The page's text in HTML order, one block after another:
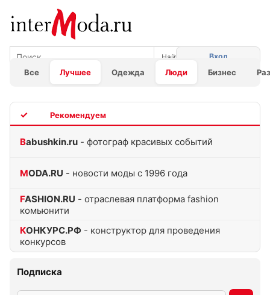
Все Лучшее Одежда Люди Бизнес
Вход
Babushkin.ru - фотограф красивых событий
MODA.RU - новости моды с 1996 года
FASHION.RU - отраслевая платформа fashion
комьюнити
КОНКУРС.РФ - конструктор для проведения
конкурсов
Подписка